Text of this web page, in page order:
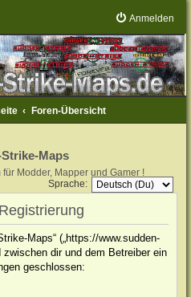
Anmelden
Foren-Übersicht
Maps
Modder, Mapper und Gamer !
Sprache:
Maps“ („https://www.sudden-
zwischen dir und dem Betreiber ein
geschlossen: